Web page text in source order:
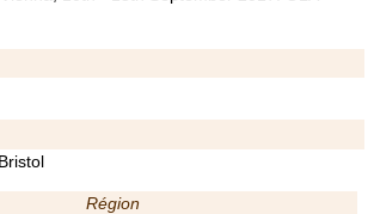
Région